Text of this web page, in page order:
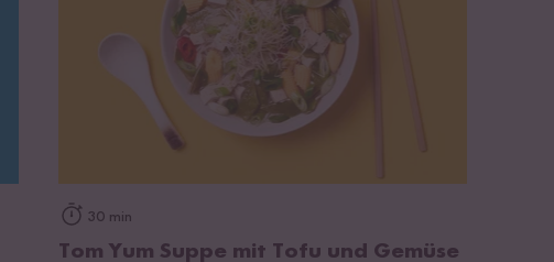
30 min
Tom Yum Suppe mit Tofu und Gemüse